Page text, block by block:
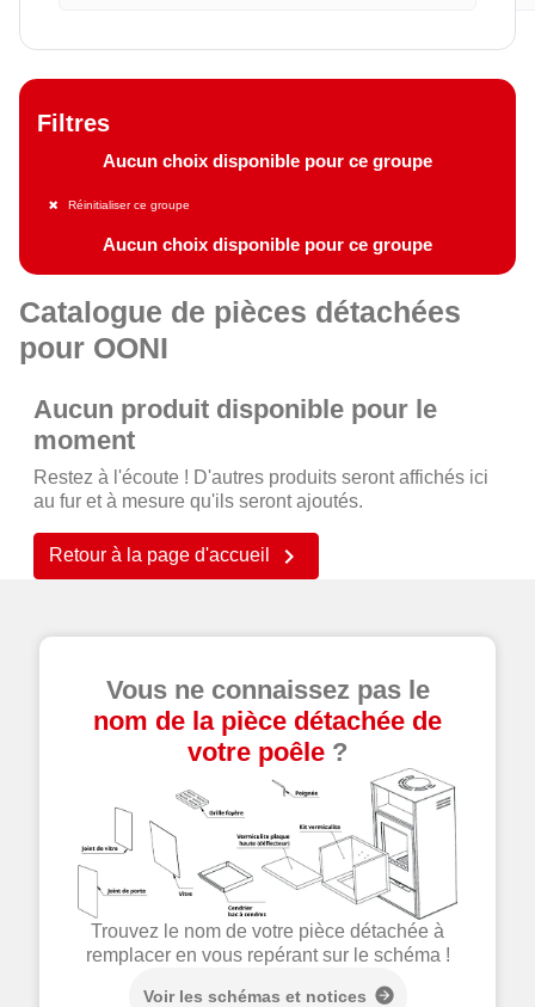
Filtres
Aucun choix disponible pour ce groupe
Réinitialiser ce groupe
Aucun choix disponible pour ce groupe
Catalogue de pièces détachées
pour OONI
Aucun produit disponible pour le
moment
Restez à l'écoute ! D'autres produits seront affichés ici
au fur et à mesure qu'ils seront ajoutés.
Retour à la page d'accueil 
Vous ne connaissez pas le
nom de la pièce détachée de
votre poêle ?
Trouvez le nom de votre pièce détachée à
remplacer en vous repérant sur le schéma !
Voir les schémas et notices